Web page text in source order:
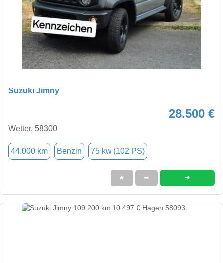
Suzuki Jimny
28.500 €
Wetter, 58300
44.000 km Benzin 75 kw (102 PS)
★ ➦ ➜